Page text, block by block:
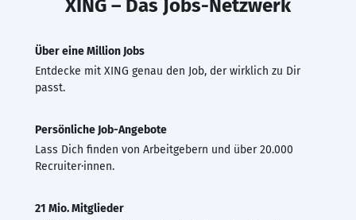
XING – Das Jobs-Netzwerk
Über eine Million Jobs
Entdecke mit XING genau den Job, der wirklich zu Dir
passt.
Persönliche Job-Angebote
Lass Dich finden von Arbeitgebern und über 20.000
Recruiter·innen.
21 Mio. Mitglieder